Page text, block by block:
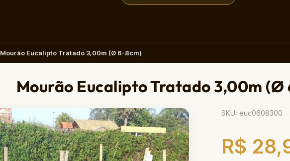
Mourão Eucalipto Tratado 3,00m (Ø 6-8cm)
Mourão Eucalipto Tratado 3,00m (Ø
SKU: euc0608300
R$